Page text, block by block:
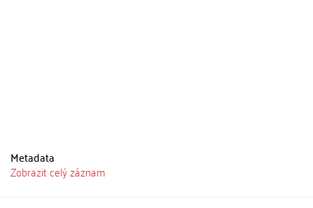
Metadata
Zobrazit celý záznam